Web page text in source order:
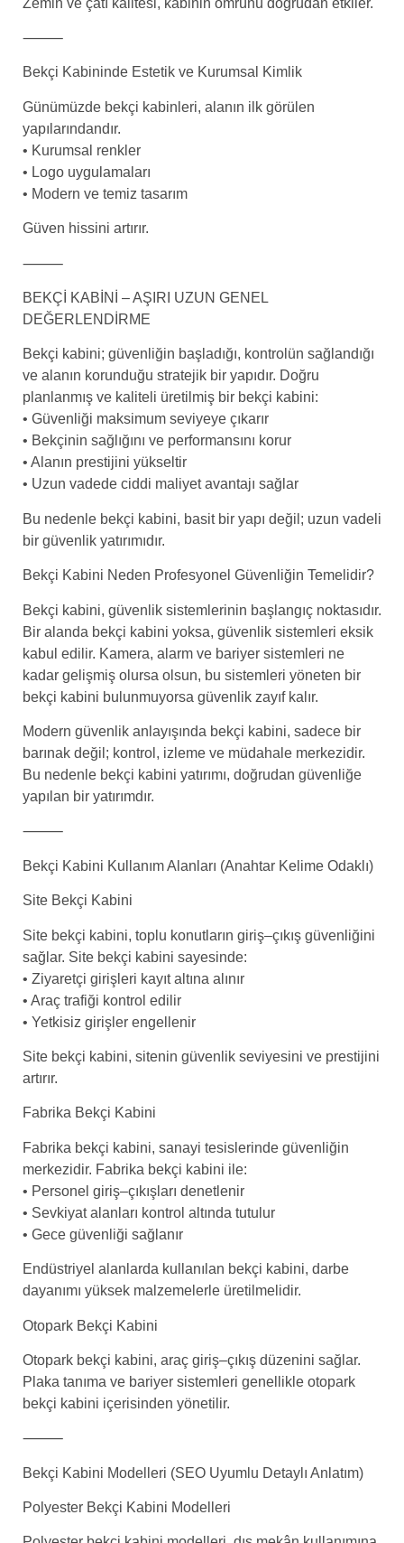
⸻
Bekçi Kabininde Estetik ve Kurumsal Kimlik
Günümüzde bekçi kabinleri, alanın ilk görülen
yapılarındandır.
• Kurumsal renkler
• Logo uygulamaları
• Modern ve temiz tasarım
Güven hissini artırır.
⸻
BEKÇİ KABİNİ – AŞIRI UZUN GENEL
DEĞERLENDİRME
Bekçi kabini; güvenliğin başladığı, kontrolün sağlandığı
ve alanın korunduğu stratejik bir yapıdır. Doğru
planlanmış ve kaliteli üretilmiş bir bekçi kabini:
• Güvenliği maksimum seviyeye çıkarır
• Bekçinin sağlığını ve performansını korur
• Alanın prestijini yükseltir
• Uzun vadede ciddi maliyet avantajı sağlar
Bu nedenle bekçi kabini, basit bir yapı değil; uzun vadeli
bir güvenlik yatırımıdır.
Bekçi Kabini Neden Profesyonel Güvenliğin Temelidir?
Bekçi kabini, güvenlik sistemlerinin başlangıç noktasıdır.
Bir alanda bekçi kabini yoksa, güvenlik sistemleri eksik
kabul edilir. Kamera, alarm ve bariyer sistemleri ne
kadar gelişmiş olursa olsun, bu sistemleri yöneten bir
bekçi kabini bulunmuyorsa güvenlik zayıf kalır.
Modern güvenlik anlayışında bekçi kabini, sadece bir
barınak değil; kontrol, izleme ve müdahale merkezidir.
Bu nedenle bekçi kabini yatırımı, doğrudan güvenliğe
yapılan bir yatırımdır.
⸻
Bekçi Kabini Kullanım Alanları (Anahtar Kelime Odaklı)
Site Bekçi Kabini
Site bekçi kabini, toplu konutların giriş–çıkış güvenliğini
sağlar. Site bekçi kabini sayesinde:
• Ziyaretçi girişleri kayıt altına alınır
• Araç trafiği kontrol edilir
• Yetkisiz girişler engellenir
Site bekçi kabini, sitenin güvenlik seviyesini ve prestijini
artırır.
Fabrika Bekçi Kabini
Fabrika bekçi kabini, sanayi tesislerinde güvenliğin
merkezidir. Fabrika bekçi kabini ile:
• Personel giriş–çıkışları denetlenir
• Sevkiyat alanları kontrol altında tutulur
• Gece güvenliği sağlanır
Endüstriyel alanlarda kullanılan bekçi kabini, darbe
dayanımı yüksek malzemelerle üretilmelidir.
Otopark Bekçi Kabini
Otopark bekçi kabini, araç giriş–çıkış düzenini sağlar.
Plaka tanıma ve bariyer sistemleri genellikle otopark
bekçi kabini içerisinden yönetilir.
⸻
Bekçi Kabini Modelleri (SEO Uyumlu Detaylı Anlatım)
Polyester Bekçi Kabini Modelleri